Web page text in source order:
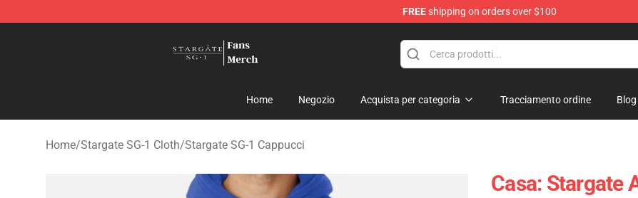
FREEshipping on orders over $100
Home Negozio Acquista per categoria Tracciamento ordine Blog
Home/Stargate SG-1 Cloth/Stargate SG-1 Cappucci
Casa: Stargate